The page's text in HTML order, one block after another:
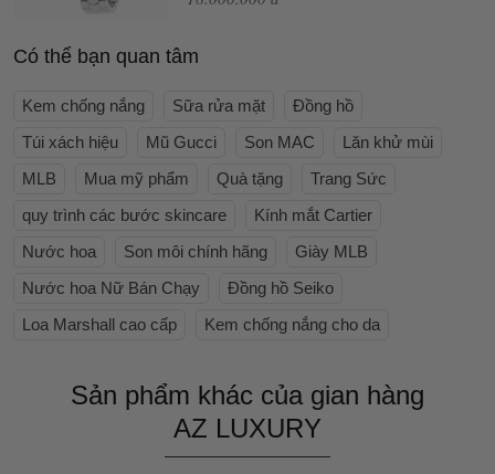
Có thể bạn quan tâm
Kem chống nắng Sữa rửa mặt
Đồng hồ
Túi xách hiệu
Mũ Gucci Son MAC
Lăn khử mùi
MLB
Mua mỹ phẩm Quà tặng
Trang Sức
quy trình các bước skincare
Kính mắt Cartier
Nước hoa
Son môi chính hãng
Giày MLB
Nước hoa Nữ Bán Chạy
Đồng hồ Seiko
Loa Marshall cao cấp
Kem chống nắng cho da
Sản phẩm khác của gian hàng
AZ LUXURY